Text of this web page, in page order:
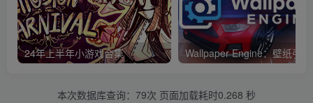
24年上半年小游戏合集 Wallpaper Engine：壁纸引擎
本次数据库查询：79次 页面加载耗时0.268 秒